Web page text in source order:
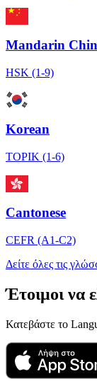
Mandarin
HSK (1-9)
Korean
TOPIK (1-6)
Cantonese
CEFR (A1-C2)
Δείτε όλες τις
Έτοιμοι να
Κατεβάστε το